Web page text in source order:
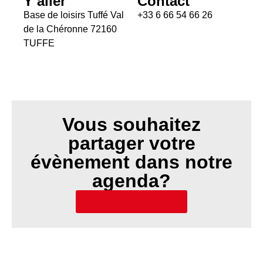
Base de loisirs Tuffé Val
de la Chéronne 72160
TUFFE
+33 6 66 54 66 26
Vous souhaitez
partager votre
évènement dans notre
agenda?